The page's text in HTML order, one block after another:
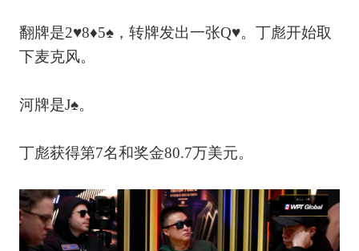
翻牌是2♥8♦5♠，转牌发出一张Q♥。丁彪开始取
下麦克风。
河牌是J♠。
丁彪获得第7名和奖金80.7万美元。